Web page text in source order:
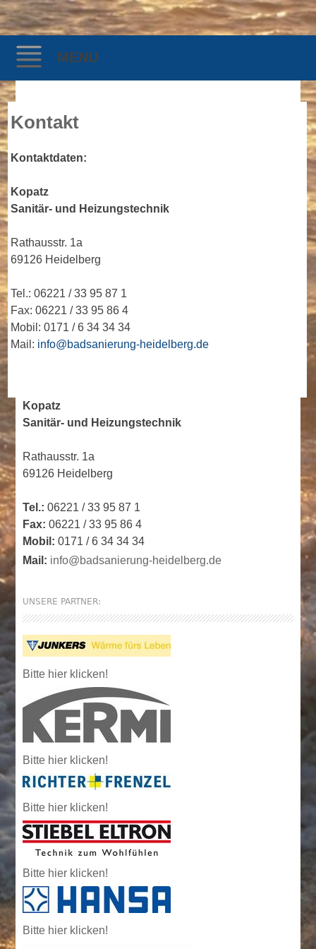
Kopatz, Sanitär- und
MENU
to
Kontakt
Kontaktdaten:
Kopatz
Sanitär- und Heizungstechnik
Rathausstr. 1a
69126 Heidelberg
Tel.: 06221 / 33 95 87 1
Fax: 06221 / 33 95 86 4
Mobil: 0171 / 6 34 34 34
Mail: info@badsanierung-heidelberg.de
Kopatz
Sanitär- und Heizungstechnik
Rathausstr. 1a
69126 Heidelberg
Tel.: 06221 / 33 95 87 1
Fax: 06221 / 33 95 86 4
Mobil: 0171 / 6 34 34 34
Mail: info@badsanierung-heidelberg.de
UNSERE PARTNER:
Bitte hier klicken!
Bitte hier klicken!
Bitte hier klicken!
Bitte hier klicken!
Bitte hier klicken!